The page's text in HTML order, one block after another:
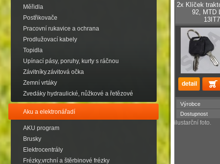
Měřidla
Postřikovače
Pracovní rukavice a ochrana
Prodlužovací kabely
Topidla
Upínací pásy, poruhy, kurty s ráčnou
Závitníky.závitová očka
Zemní vrtáky
Zvedáky hydraulické, nůžkové a řetězové
Aku a elektronářadí
AKU program
Brusky
Elektrocentrály
Frézky,vrchní a štěrbinové frézky
2x Klíček
92, MTD
Výrobce
Dostupnost
ilustarční foto.